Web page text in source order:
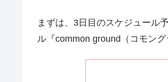
まずは、3日目のスケジュール
ル『common ground（コモング